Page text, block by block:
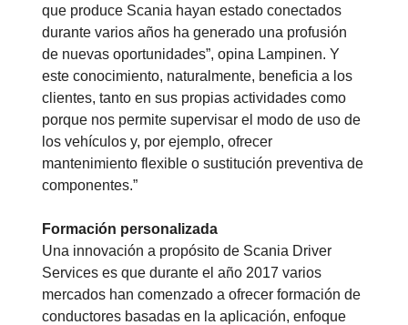
que produce Scania hayan estado conectados
durante varios años ha generado una profusión
de nuevas oportunidades”, opina Lampinen. Y
este conocimiento, naturalmente, beneficia a los
clientes, tanto en sus propias actividades como
porque nos permite supervisar el modo de uso de
los vehículos y, por ejemplo, ofrecer
mantenimiento flexible o sustitución preventiva de
componentes.”
Formación personalizada
Una innovación a propósito de Scania Driver
Services es que durante el año 2017 varios
mercados han comenzado a ofrecer formación de
conductores basadas en la aplicación, enfoque